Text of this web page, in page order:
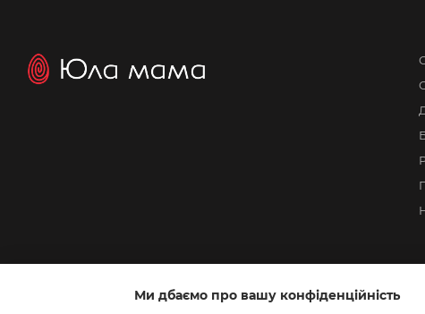
Інтернет-магазин створений з ХорошопМи дбаємо про вашу конфіденційність